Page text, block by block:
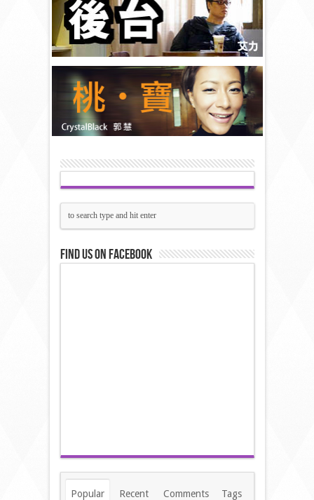
Find us on Facebook
Popular Recent Comments Tags